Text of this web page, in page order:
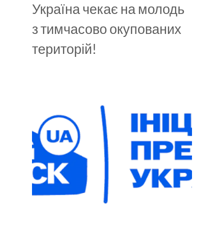
Україна чекає на молодь
з тимчасово окупованих
територій!